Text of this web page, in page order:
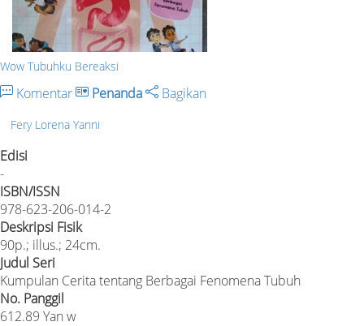
Wow Tubuhku Bereaksi
Komentar Penanda Bagikan
Fery Lorena Yanni
Edisi
-
ISBN/ISSN
978-623-206-014-2
Deskripsi Fisik
90p.; illus.; 24cm.
Judul Seri
Kumpulan Cerita tentang Berbagai Fenomena Tubuh
No. Panggil
612.89 Yan w